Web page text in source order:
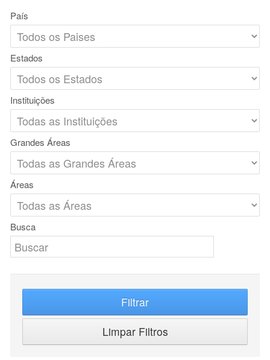
País
Estados
Instituições
Grandes Áreas
Áreas
Busca
Filtrar
Limpar Filtros